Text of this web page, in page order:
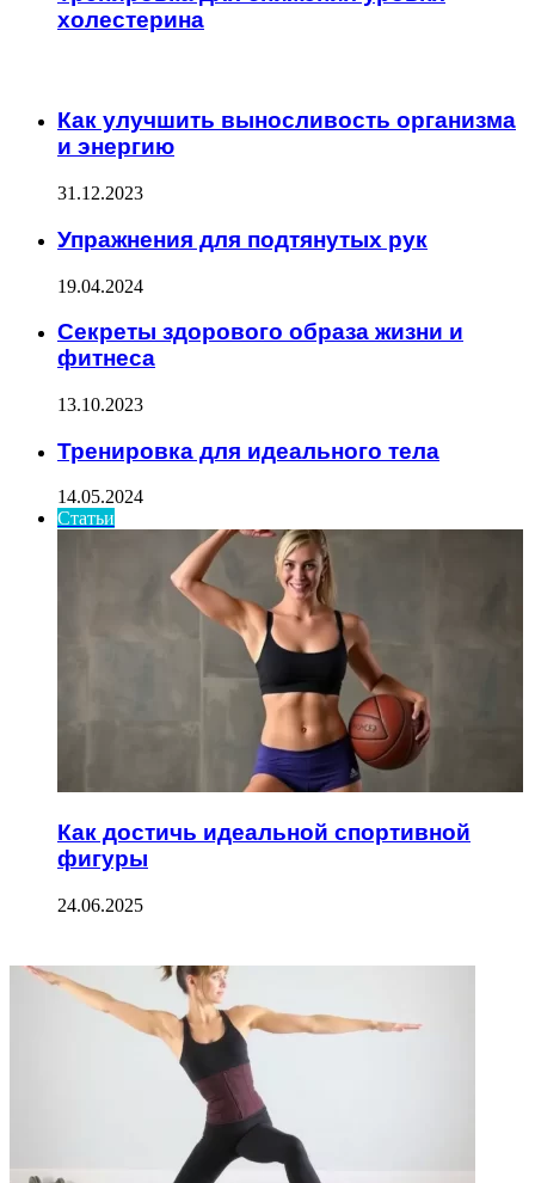
холестерина
Как улучшить выносливость организма
и энергию
31.12.2023
Упражнения для подтянутых рук
19.04.2024
Секреты здорового образа жизни и
фитнеса
13.10.2023
Тренировка для идеального тела
14.05.2024
Статьи
Как достичь идеальной спортивной
фигуры
24.06.2025